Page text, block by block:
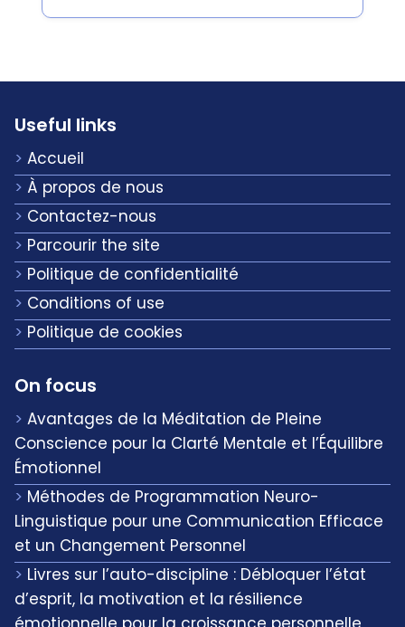
Useful links
Accueil
À propos de nous
Contactez-nous
Parcourir the site
Politique de confidentialité
Conditions of use
Politique de cookies
On focus
Avantages de la Méditation de Pleine
Conscience pour la Clarté Mentale et l’Équilibre
Émotionnel
Méthodes de Programmation Neuro-
Linguistique pour une Communication Efficace
et un Changement Personnel
Livres sur l’auto-discipline : Débloquer l’état
d’esprit, la motivation et la résilience